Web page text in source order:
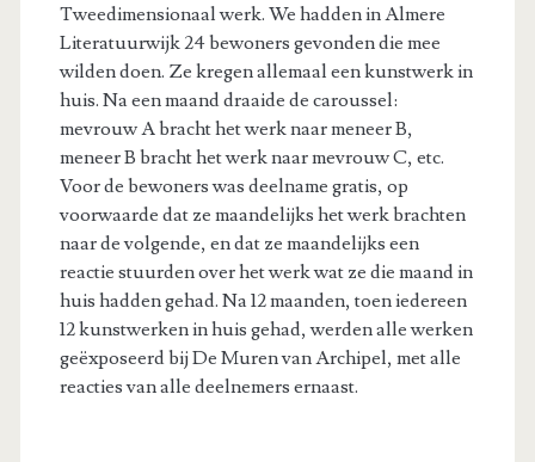
Tweedimensionaal werk. We hadden in Almere
Literatuurwijk 24 bewoners gevonden die mee
wilden doen. Ze kregen allemaal een kunstwerk in
huis. Na een maand draaide de caroussel:
mevrouw A bracht het werk naar meneer B,
meneer B bracht het werk naar mevrouw C, etc.
Voor de bewoners was deelname gratis, op
voorwaarde dat ze maandelijks het werk brachten
naar de volgende, en dat ze maandelijks een
reactie stuurden over het werk wat ze die maand in
huis hadden gehad. Na 12 maanden, toen iedereen
12 kunstwerken in huis gehad, werden alle werken
geëxposeerd bij De Muren van Archipel, met alle
reacties van alle deelnemers ernaast.